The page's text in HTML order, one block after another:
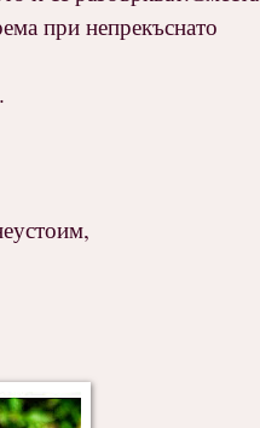
при непрекъснато